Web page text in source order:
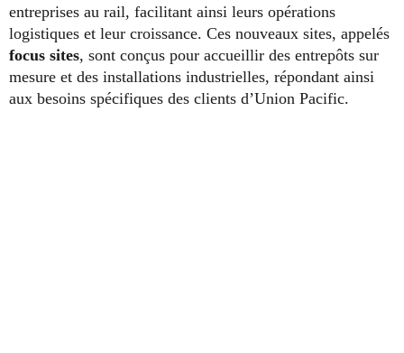
entreprises au rail, facilitant ainsi leurs opérations
logistiques et leur croissance. Ces nouveaux sites, appelés
focus sites, sont conçus pour accueillir des entrepôts sur
mesure et des installations industrielles, répondant ainsi
aux besoins spécifiques des clients d’Union Pacific.